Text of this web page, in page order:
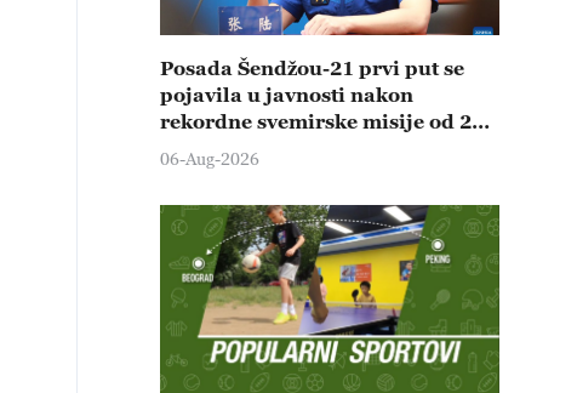
Posada Šendžou-21 prvi put se
pojavila u javnosti nakon
rekordne svemirske misije od 210
dana
06-Aug-2026